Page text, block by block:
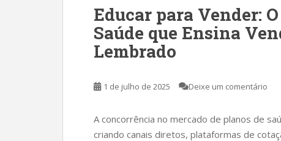
Educar para Vender:
Saúde que Ensina
Lembrado
1 de julho de 2025 Deixe um comentário
A concorrência no mercado de planos de
criando canais diretos, plataformas de